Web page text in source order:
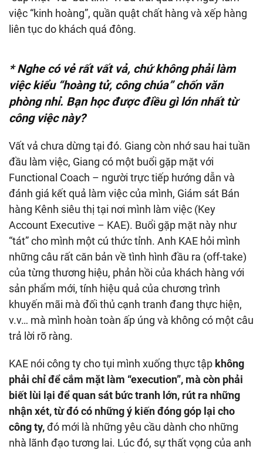
việc “kinh hoàng”, quần quật chất hàng và xếp hàng
liên tục do khách quá đông.
* Nghe có vẻ rất vất vả, chứ không phải làm
việc kiểu “hoàng tử, công chúa” chốn văn
phòng nhỉ. Bạn học được điều gì lớn nhất từ
công việc này?
Vất vả chưa dừng tại đó. Giang còn nhớ sau hai tuần
đầu làm việc, Giang có một buổi gặp mặt với
Functional Coach – người trực tiếp hướng dẫn và
đánh giá kết quả làm việc của mình, Giám sát Bán
hàng Kênh siêu thị tại nơi mình làm việc (Key
Account Executive – KAE). Buổi gặp mặt này như
“tát” cho mình một cú thức tỉnh. Anh KAE hỏi mình
những câu rất căn bản về tình hình đầu ra (off-take)
của từng thương hiệu, phản hồi của khách hàng với
sản phẩm mới, tính hiệu quả của chương trình
khuyến mãi mà đối thủ cạnh tranh đang thực hiện,
v.v… mà mình hoàn toàn ấp úng và không có một câu
trả lời rõ ràng.
KAE nói công ty cho tụi mình xuống thực tập không
phải chỉ để cắm mặt làm “execution”, mà còn phải
biết lùi lại để quan sát bức tranh lớn, rút ra những
nhận xét, từ đó có những ý kiến đóng góp lại cho
công ty,đó mới là những yêu cầu dành cho những
nhà lãnh đạo tương lai. Lúc đó, sự thất vọng của anh